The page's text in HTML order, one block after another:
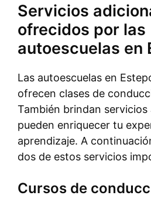
Servicios
ofrecidos por las
autoescuelas en
Las autoescuelas en
ofrecen clases de
También brindan servicios
pueden enriquecer tu
aprendizaje. A
dos de estos servicios
Cursos de